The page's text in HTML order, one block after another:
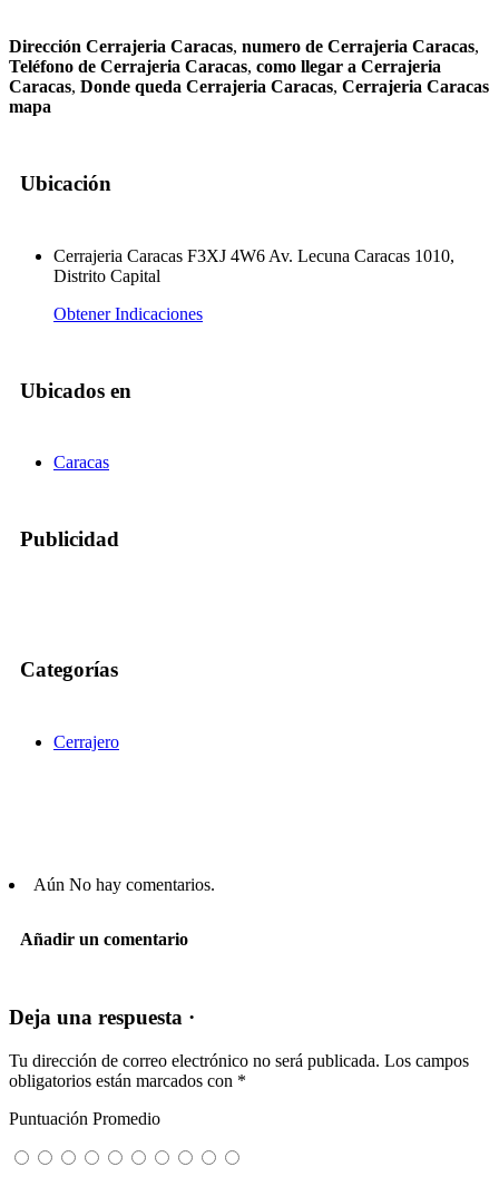
Dirección Cerrajeria Caracas, numero de Cerrajeria Caracas,
Teléfono de Cerrajeria Caracas, como llegar a Cerrajeria
Caracas, Donde queda Cerrajeria Caracas, Cerrajeria Caracas
mapa
Ubicación
Cerrajeria Caracas F3XJ 4W6 Av. Lecuna Caracas 1010,
Distrito Capital
Obtener Indicaciones
Ubicados en
Caracas
Publicidad
Categorías
Cerrajero
Aún No hay comentarios.
Añadir un comentario
Deja una respuesta ·
Tu dirección de correo electrónico no será publicada. Los campos
obligatorios están marcados con *
Puntuación Promedio